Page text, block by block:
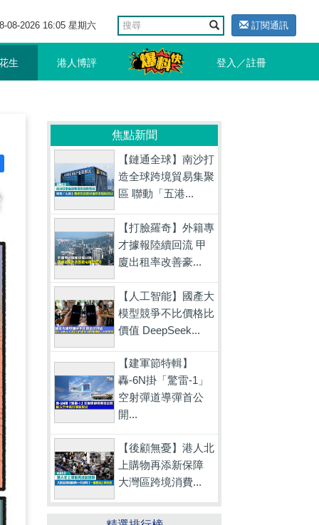
08-2026 16:05 星期六 訂閱通訊
生 港人博評 登入／註冊
焦點新聞
【鏈通全球】南沙打
造全球跨境貿易集聚
區 聯動「五港...
【打臉羅奇】外籍專
才據報陸續回流 甲
廈出租率改善豪...
【人工智能】國產大
模型競爭不比價格比
價值 DeepSeek...
【建軍節特輯】
轟-6N掛「驚雷-1」
空射彈道導彈首公
開...
【後顧無憂】港人北
上購物再添新保障
大灣區跨境消費...